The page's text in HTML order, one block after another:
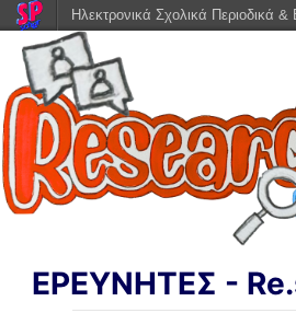
ΕΡΕΥΝΗΤΕΣ -
Ηλεκτρονικά Σχολικά Περιοδικά &